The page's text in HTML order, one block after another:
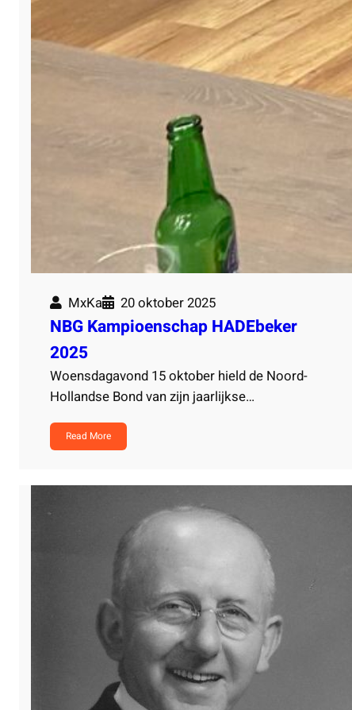
MxKa 20 oktober 2025
NBG Kampioenschap HADEbeker
2025
Woensdagavond 15 oktober hield de Noord-
Hollandse Bond van zijn jaarlijkse…
Read More